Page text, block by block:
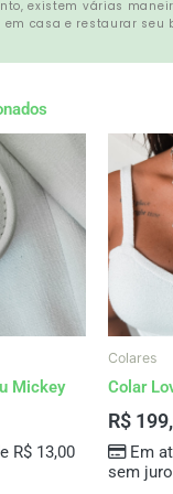
existem várias
casa e restaurar seu
Mickey
R$13,00
Colares
Colar
R$
Em
sem